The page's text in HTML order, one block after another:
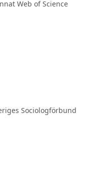
Web of Science
Sociologförbund